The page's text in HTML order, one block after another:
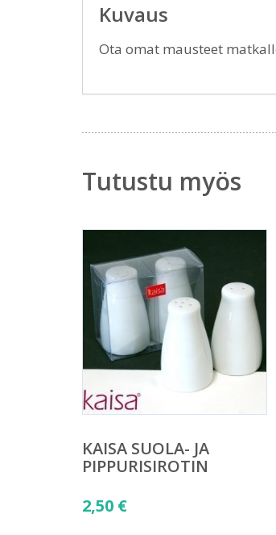
Kuvaus
Ota omat mausteet
Tutustu myös
KAISA SUOLA- JA
PIPPURISIROTIN
2,50 €